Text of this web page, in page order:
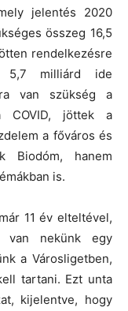
jelentés 2020
összeg 16,5
rendelkezésre
5,7 milliárd ide
van szükség a
COVID, jöttek a
a főváros és
Biodóm, hanem
is.
11 év elteltével,
van nekünk egy
a Városligetben,
tartani. Ezt unta
kijelentve, hogy